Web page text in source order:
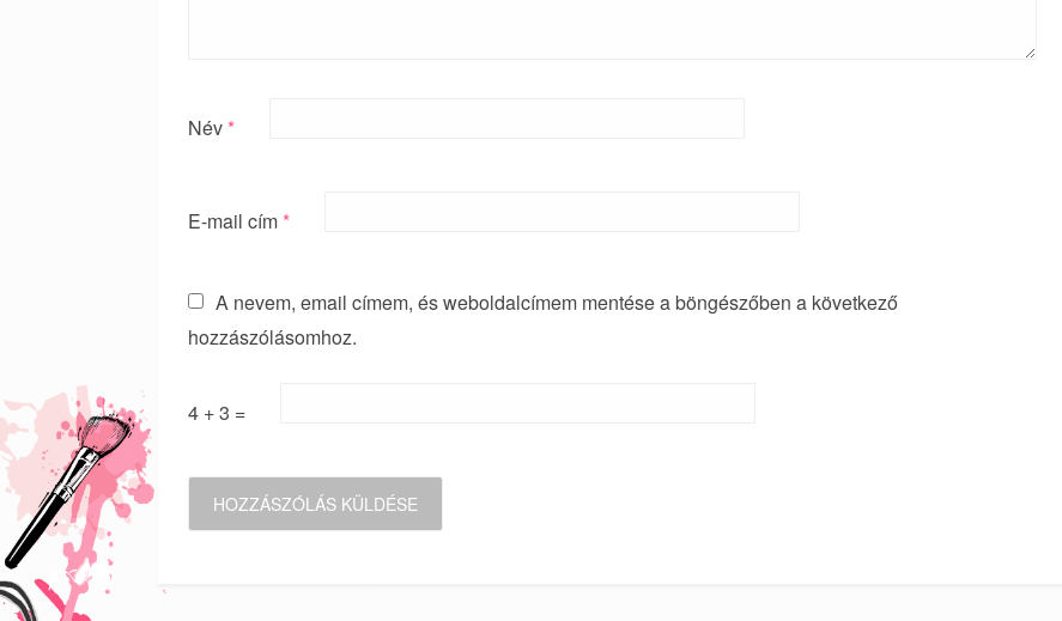
Név *
E-mail cím *
A nevem, email címem, és weboldalcímem mentése a böngészőben a következő
hozzászólásomhoz.
4 + 3 =